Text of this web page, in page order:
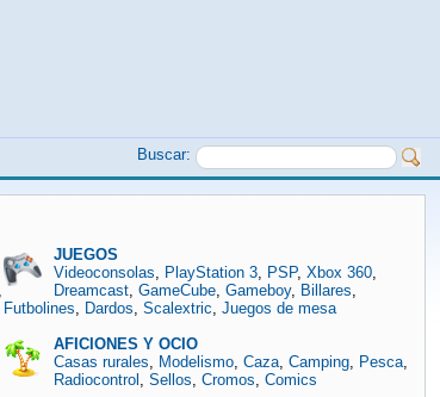
Buscar:
,
JUEGOS
Videoconsolas, PlayStation 3, PSP, Xbox 360,
Dreamcast, GameCube, Gameboy, Billares,
Futbolines, Dardos, Scalextric, Juegos de mesa
AFICIONES Y OCIO
Casas rurales, Modelismo, Caza, Camping, Pesca,
Radiocontrol , Sellos, Cromos, Comics